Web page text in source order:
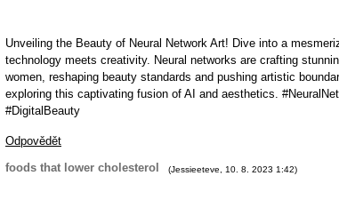
Unveiling the Beauty of Neural Network Art! Dive into a
technology meets creativity. Neural networks are crafting
women, reshaping beauty standards and pushing artistic
exploring this captivating fusion of AI and aesthetics.
#DigitalBeauty
Odpovědět
foods that lower cholesterol
(Jessieeteve 10. 8. 2023 1:42)